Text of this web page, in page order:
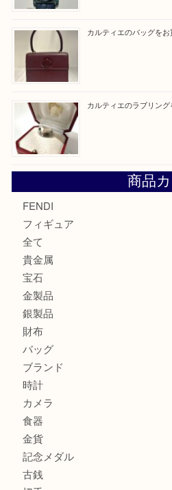
FENDI
フィギュア